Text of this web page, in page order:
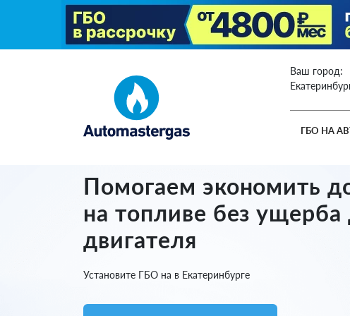
Ваш город:
ГБО НА
Помогаем экономить
на топливе без ущерба
двигателя
Установите ГБО на в Екатеринбурге